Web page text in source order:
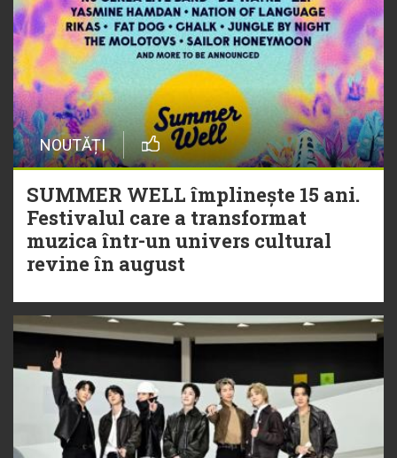
NOUTĂȚI
SUMMER WELL împlinește 15 ani.
Festivalul care a transformat
muzica într-un univers cultural
revine în august